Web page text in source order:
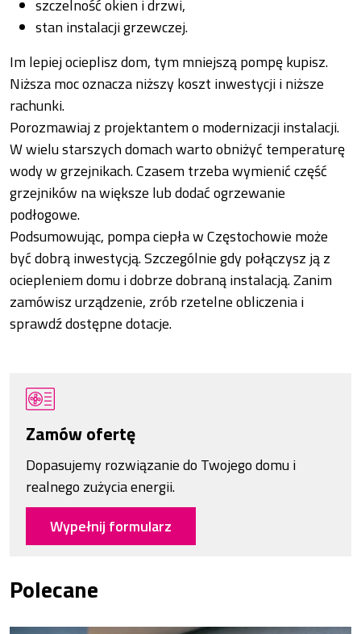
szczelność okien i drzwi,
stan instalacji grzewczej.
Im lepiej ocieplisz dom, tym mniejszą pompę kupisz.
Niższa moc oznacza niższy koszt inwestycji i niższe
rachunki.
Porozmawiaj z projektantem o modernizacji instalacji.
W wielu starszych domach warto obniżyć temperaturę
wody w grzejnikach. Czasem trzeba wymienić część
grzejników na większe lub dodać ogrzewanie
podłogowe.
Podsumowując, pompa ciepła w Częstochowie może
być dobrą inwestycją. Szczególnie gdy połączysz ją z
ociepleniem domu i dobrze dobraną instalacją. Zanim
zamówisz urządzenie, zrób rzetelne obliczenia i
sprawdź dostępne dotacje.
Zamów ofertę
Dopasujemy rozwiązanie do Twojego domu i
realnego zużycia energii.
Wypełnij formularz
Polecane